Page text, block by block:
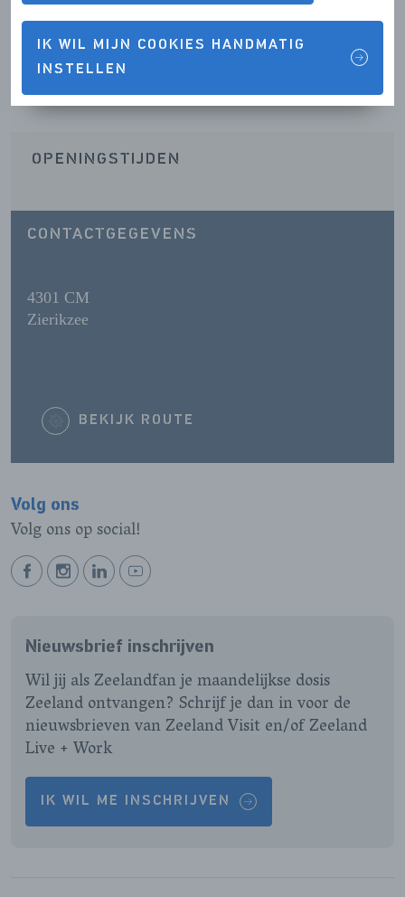
IK WIL MIJN COOKIES HANDMATIG
INSTELLEN
Contactgegevens & Openingstijden
OPENINGSTIJDEN
CONTACTGEGEVENS
4301 CM
Zierikzee
BEKIJK ROUTE
Volg ons
Volg ons op social!
BEKIJK
PAGINA
BEKIJK
PAGINA
BEKIJK
PAGINA
BEKIJK
PAGINA
Nieuwsbrief inschrijven
Wil jij als Zeelandfan je maandelijkse dosis
Zeeland ontvangen? Schrijf je dan in voor de
nieuwsbrieven van Zeeland Visit en/of Zeeland
Live + Work
IK WIL ME INSCHRIJVEN